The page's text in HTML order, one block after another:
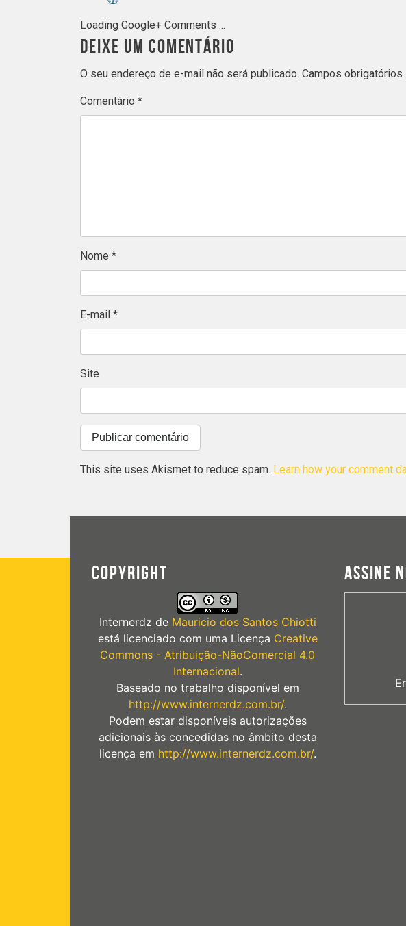
Loading Google+ Comments ...
DEIXE UM COMENTÁRIO
O seu endereço de e-mail não será publicado. Campos
Comentário *
Nome *
E-mail *
Site
This site uses Akismet to reduce spam. Learn how your comment
COPYRIGHT
Internerdz de Mauricio dos Santos Chiotti
está licenciado com uma Licença Creative
Commons - Atribuição-NãoComercial 4.0
Internacional.
Baseado no trabalho disponível em
http://www.internerdz.com.br/.
Podem estar disponíveis autorizações
adicionais às concedidas no âmbito desta
licença em http://www.internerdz.com.br/.
ASSINE